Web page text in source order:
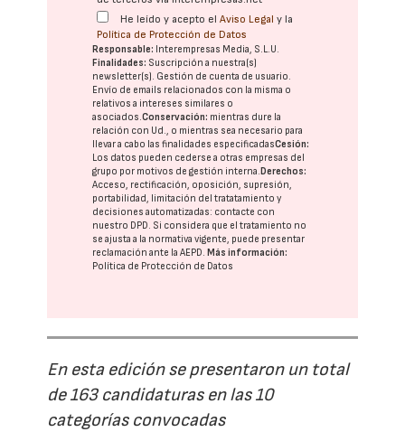
He leído y acepto elAviso Legal y la
Política de Protección de Datos
Responsable: Interempresas Media, S.L.U.
Finalidades: Suscripción a nuestra(s)
newsletter(s). Gestión de cuenta de usuario.
Envío de emails relacionados con la misma o
relativos a intereses similares o
asociados.Conservación: mientras dure la
relación con Ud., o mientras sea necesario para
llevar a cabo las finalidades especificadasCesión:
Los datos pueden cederse a otras empresas del
grupo por motivos de gestión interna.Derechos:
Acceso, rectificación, oposición, supresión,
portabilidad, limitación del tratatamiento y
decisiones automatizadas: contacte con
nuestro DPD. Si considera que el tratamiento no
se ajusta a la normativa vigente, puede presentar
reclamación ante laAEPD.Más información:
Política de Protección de Datos
En esta edición se presentaron un total
de 163 candidaturas en las 10
categorías convocadas